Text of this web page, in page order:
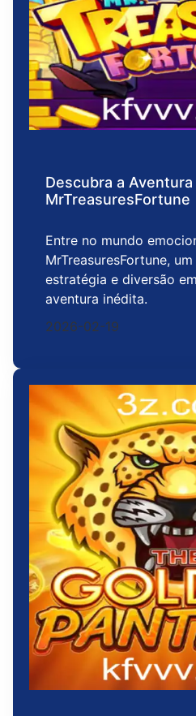
Descubra a
MrTreasuresFortune
Entre no mundo
MrTreasuresFortune,
estratégia e diversão
aventura inédita.
2026-02-19